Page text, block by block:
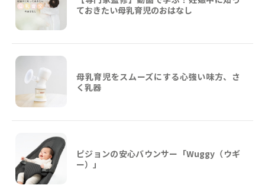
ておきたい母乳育児のおはなし
母乳育児をスムーズにする心強い味方、さ
く乳器
ピジョンの安心バウンサー「Wuggy（ウギ
ー）」